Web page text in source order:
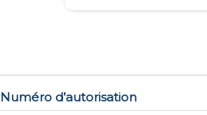
Numéro d’autorisation